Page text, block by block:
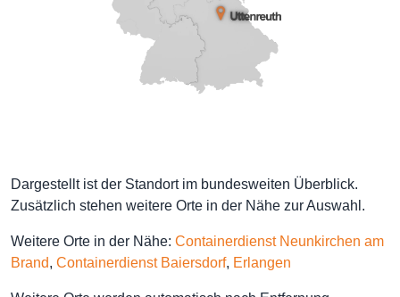
Dargestellt ist der Standort im bundesweiten Überblick.
Zusätzlich stehen weitere Orte in der Nähe zur Auswahl.
Weitere Orte in der Nähe: Containerdienst Neunkirchen am
Brand, Containerdienst Baiersdorf, Erlangen